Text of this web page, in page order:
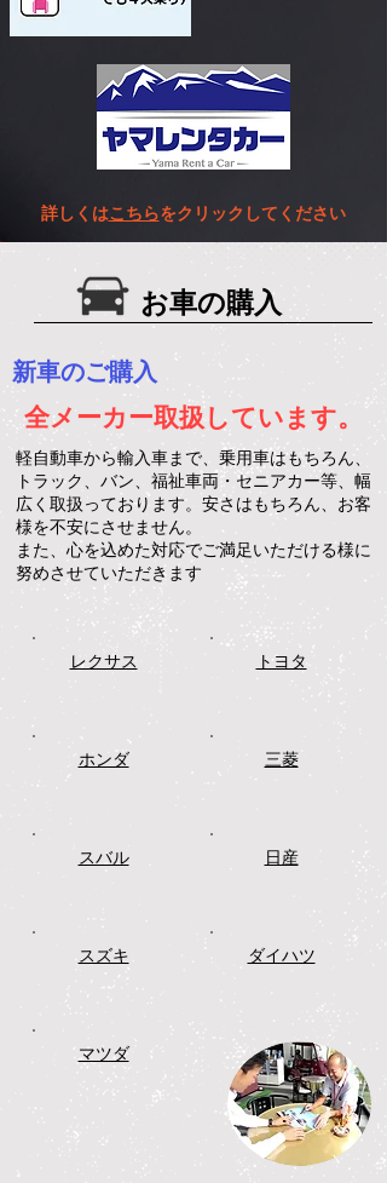
詳しくはこちらをクリックしてください
お車の購入
新車のご購入
全メーカー取扱しています。
軽自動車から輸入車まで、乗用車はもちろん、
トラック、バン、福祉車両・セニアカー等、幅
広く取扱っております。安さはもちろん、お客
様を不安にさせません。
また、心を込めた対応でご満足いただける様に
努めさせていただきます
レクサス
ホンダ
スバル
スズキ
マツダ
トヨタ
三菱
日産
ダイハツ